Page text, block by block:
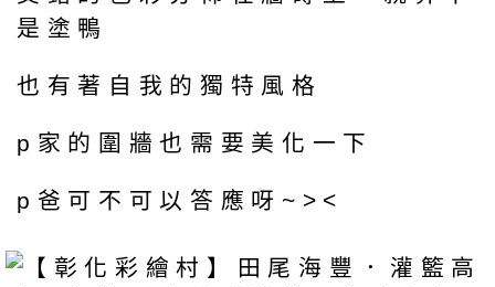
是塗鴨
也有著自我的獨特風格
p家的圍牆也需要美化一下
p爸可不可以答應呀~><